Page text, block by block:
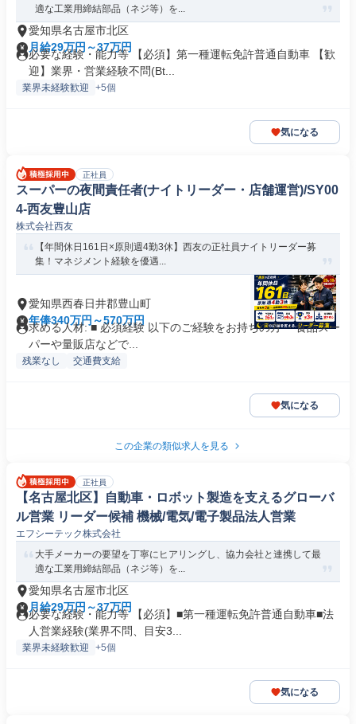
適な工業用締結部品（ネジ等）を...
愛知県名古屋市北区
月給29万円～37万円
必要な経験・能力等 【必須】第一種運転免許普通自動車 【歓
迎】業界・営業経験不問(Bt...
業界未経験歓迎 +5個
気になる
正社員
スーパーの夜間責任者(ナイトリーダー・店舗運営)/SY00
4-西友豊山店
株式会社西友
【年間休日161日×原則週4勤3休】西友の正社員ナイトリーダー募
集！マネジメント経験を優遇...
愛知県西春日井郡豊山町
年俸340万円～570万円
求める人材: ■ 必須経験 以下のご経験をお持ちの方 ・食品スー
パーや量販店などで...
残業なし 交通費支給
気になる
この企業の類似求人を見る
正社員
【名古屋北区】自動車・ロボット製造を支えるグローバ
ル営業 リーダー候補 機械/電気/電子製品法人営業
エフシーテック株式会社
大手メーカーの要望を丁寧にヒアリングし、協力会社と連携して最
適な工業用締結部品（ネジ等）を...
愛知県名古屋市北区
月給29万円～37万円
必要な経験・能力等 【必須】■第一種運転免許普通自動車■法
人営業経験(業界不問、目安3...
業界未経験歓迎 +5個
気になる